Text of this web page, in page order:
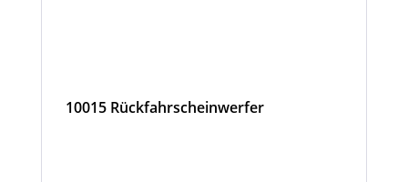
10015 Rückfahrscheinwerfer